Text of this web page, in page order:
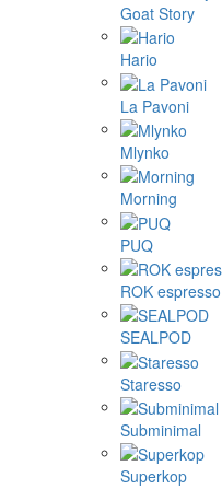
Goat Story
Hario
La Pavoni
Mlynko
Morning
PUQ
ROK espresso
SEALPOD
Staresso
Subminimal
Superkop